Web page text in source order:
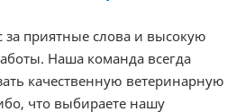
за приятные слова и высокую
Наша команда всегда
качественную ветеринарную
что выбираете нашу